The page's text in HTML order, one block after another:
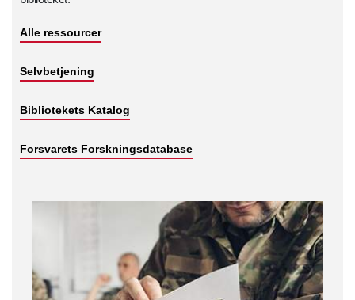
Alle ressourcer
Selvbetjening
Bibliotekets Katalog
Forsvarets Forskningsdatabase